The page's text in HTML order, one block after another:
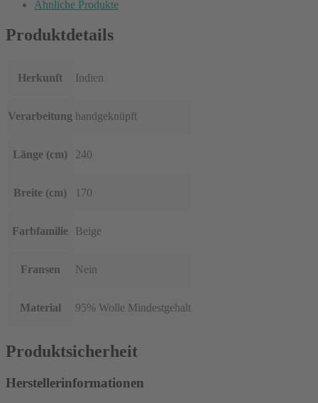
Ähnliche Produkte
Produktdetails
Herkunft Indien
Verarbeitung handgeknüpft
Länge (cm) 240
Breite (cm) 170
Farbfamilie Beige
Fransen Nein
Material 95% Wolle Mindestgehalt
Produktsicherheit
Herstellerinformationen